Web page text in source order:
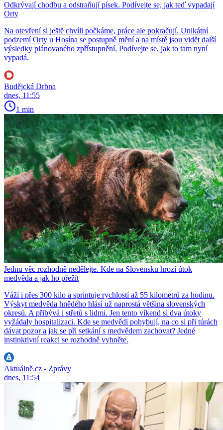
Odkrývají chodbu a odstraňují písek. Podívejte se, jak teď vypadají
Orty
Na otevření si ještě chvíli počkáme, práce ale pokračují. Unikátní
podzemí Orty u Hosína se postupně mění a na místě jsou vidět další
výsledky plánovaného zpřístupnění. Podívejte se, jak to tam nyní
vypadá.
Budějcká Drbna
dnes, 11:55
1 min
Jednu věc rozhodně nedělejte. Kde na Slovensku hrozí útok
medvěda a jak ho přežít
Váží i přes 300 kilo a sprintuje rychlostí až 55 kilometrů za hodinu.
Výskyt medvěda hnědého hlásí už naprostá většina slovenských
okresů. A přibývá i střetů s lidmi. Jen tento víkend si dva útoky
vyžádaly hospitalizaci. Kde se medvědi pohybují, na co si při túrách
dávat pozor a jak se při setkání s medvědem zachovat? Jedné
instinktivní reakci se rozhodně vyhněte.
Aktuálně.cz - Zprávy
dnes, 11:54